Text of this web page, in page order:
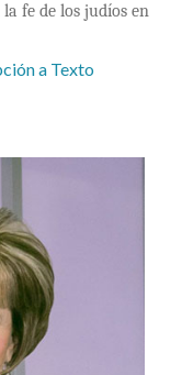
fe de los judíos en
a Texto